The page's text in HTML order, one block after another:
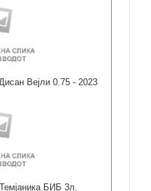
Вејли 0.75 - 2023
БИБ 3л.